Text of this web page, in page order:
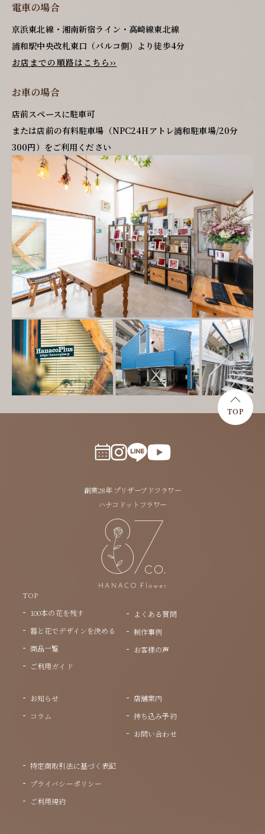
電車の場合
京浜東北線・湘南新宿ライン・高崎線東北線
浦和駅中央改札東口（パルコ側）より徒歩4分
お店までの順路はこちら››
お車の場合
店前スペースに駐車可
または店前の有料駐車場（NPC24Hアトレ浦和駐車場/20分
300円）をご利用ください
TOP
TOP
100本の花を残す
器と花でデザインを決める
商品一覧
ご利用ガイド
よくある質問
制作事例
お客様の声
お知らせ
コラム
店舗案内
持ち込み予約
お問い合わせ
特定商取引法に基づく表記
プライバシーポリシー
ご利用規約
創業28年 プリザーブドフラワー
ハナコドットフラワー